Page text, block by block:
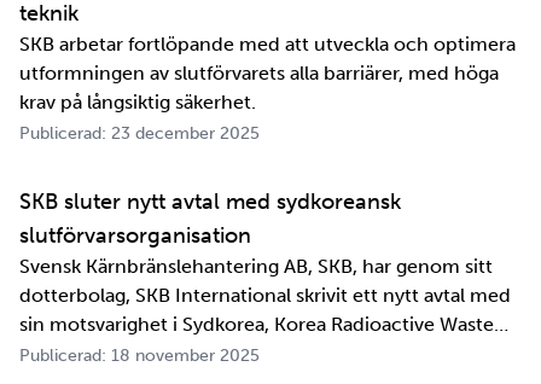
teknik
SKB arbetar fortlöpande med att utveckla och optimera
utformningen av slutförvarets alla barriärer, med höga
krav på långsiktig säkerhet.
Publicerad: 23 december 2025
SKB sluter nytt avtal med sydkoreansk
slutförvarsorganisation
Svensk Kärnbränslehantering AB, SKB, har genom sitt
dotterbolag, SKB International skrivit ett nytt avtal med
sin motsvarighet i Sydkorea, Korea Radioactive Waste
Agency, KORAD. Avtalet, som är ett så kallat
Publicerad: 18 november 2025